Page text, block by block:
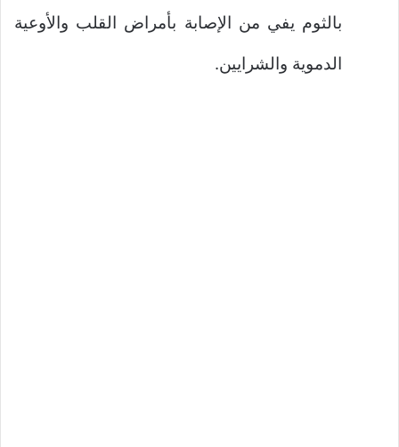
بالثوم يفي من الإصابة بأمراض القلب والأوعية
الدموية والشرايين.